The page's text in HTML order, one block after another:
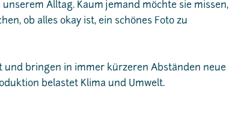
Alltag. Kaum jemand möchte sie missen,
ob alles okay ist, ein schönes Foto zu
und bringen in immer kürzeren Abständen neue
belastet Klima und Umwelt.